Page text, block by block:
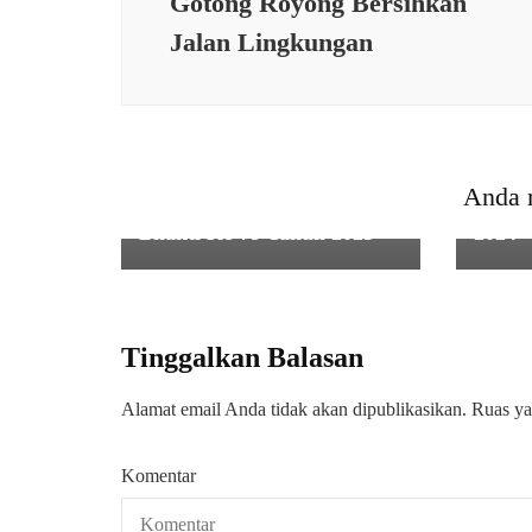
Jalan Lingkungan
Anda
Tinggalkan Balasan
Alamat email Anda tidak akan dipublikasikan. Ruas
Komentar